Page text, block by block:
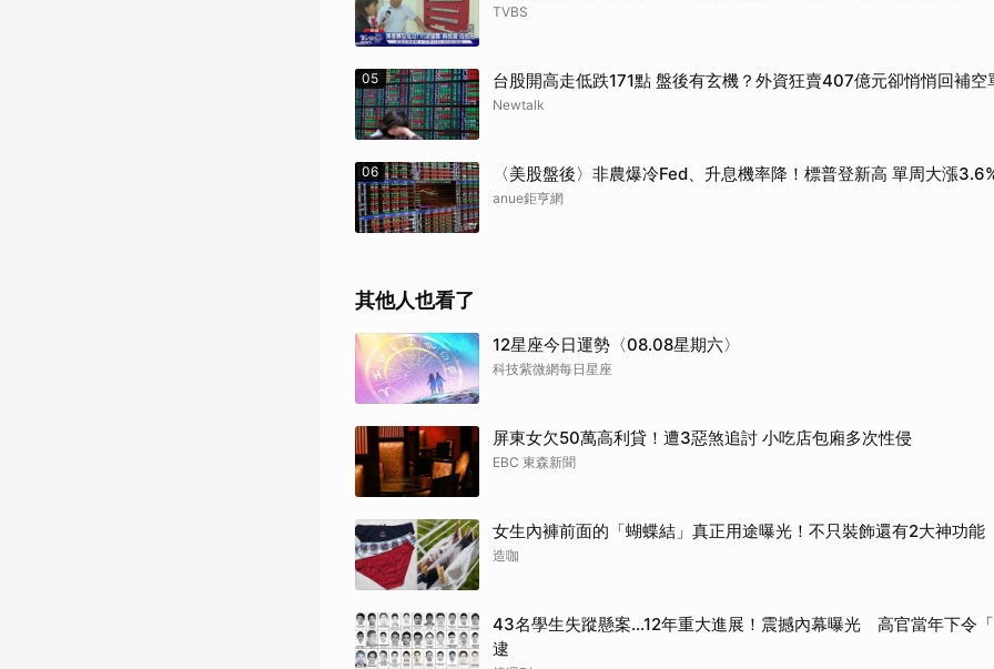
TVBS
05 台股開高走低跌171點 盤後有玄機？外資狂賣407億元卻悄悄回補空
Newtalk
06 〈美股盤後〉非農爆冷Fed、升息機率降！標普登新高 單周大漲
anue鉅亨網
其他人也看了
12星座今日運勢〈08.08星期六〉
科技紫微網每日星座
屏東女欠50萬高利貸！遭3惡煞追討 小吃店包廂多次性侵
EBC 東森新聞
女生內褲前面的「蝴蝶結」真正用途曝光！不只裝飾還有2大神功能
造咖
43名學生失蹤懸案...12年重大進展！震撼內幕曝光 高官當年下令
逮